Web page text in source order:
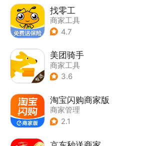
找零工
商家工具
4.7
美团骑手
商家工具
3.6
淘宝闪购商家版
商家管理
2.1